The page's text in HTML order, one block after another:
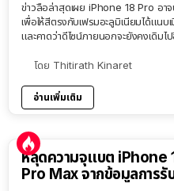
ข่าวลือล่าสุดเผย iPhone 18 Pro อา
เพื่อให้สีตรงกับเฟรมอะลูมิเนียมได้แนบ
และคาดว่าดีไซน์ภายนอกจะยังคงเดิม
โดย Thitirath Kinaret
อ่านเพิ่มเติม
หลุดความจุแบต iPhone
Pro Max จากข้อมูลการรั